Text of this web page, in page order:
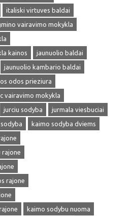
italiski virtuves baldai
vairavimo mokykla
kainos
jaunuolio baldai
jaunuolio kambario baldai
odos prieziura
vairavimo mokykla
jurciu sodyba
jurmala viesbuciai
kaimo sodyba dviems
rajone
rajone
kaimo sodybu nuoma